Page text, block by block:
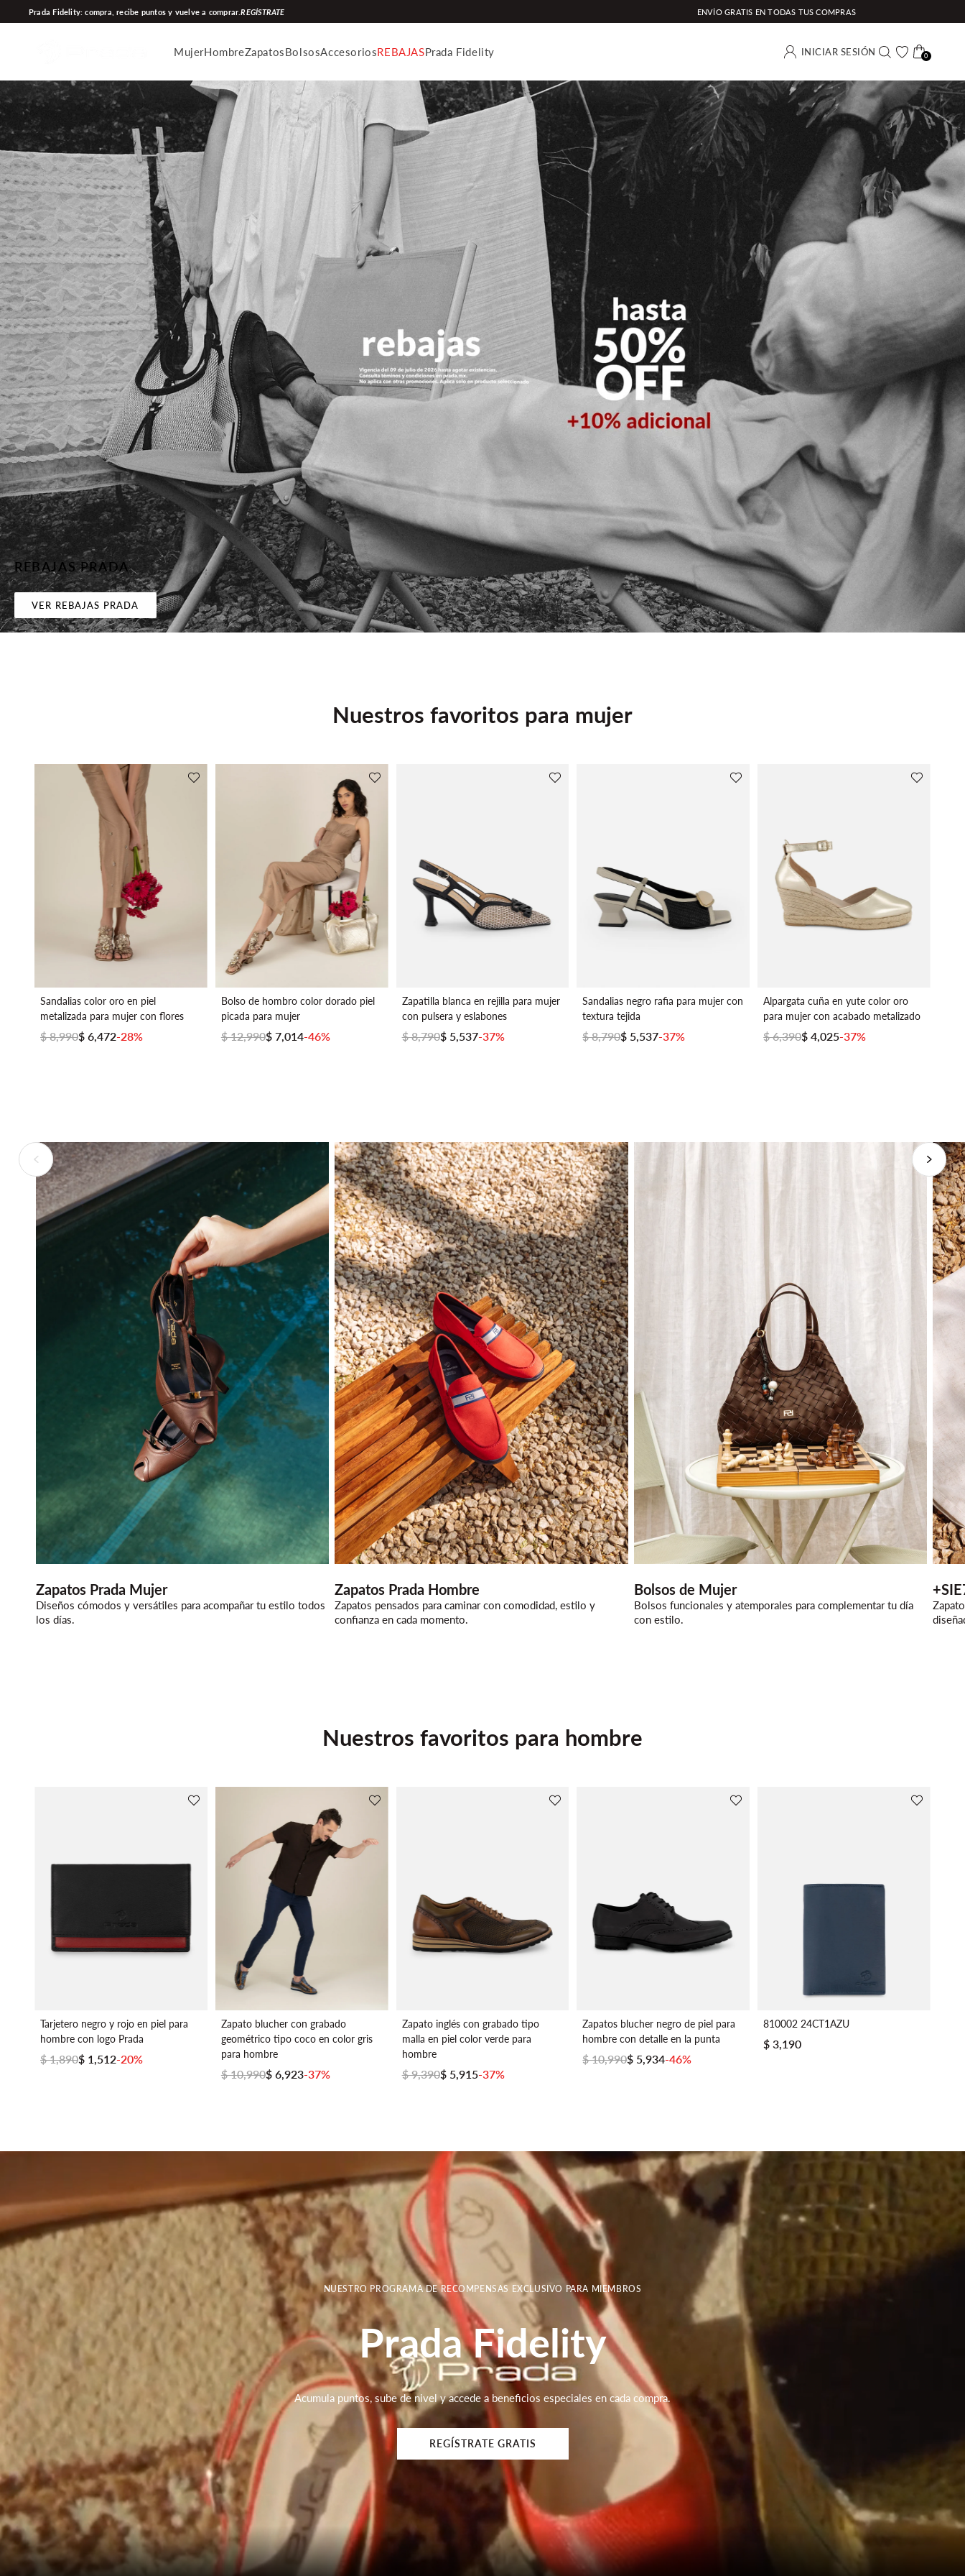
directamente
Prada Fidelity: compra, recibe puntos y vuelve a comprar.REGÍSTRATE ENVÍO GRATIS EN TODAS TUS COMPRAS
MujerHombreZapatosBolsosAccesoriosREBAJASPrada Fidelity INICIAR SESIÓN
Buscar Carrito
(0)0
REBAJAS PRADA
VER REBAJAS PRADA
Nuestros favoritos para mujer
Sandalias color oro en piel
metalizada para mujer con flores
$ 8,990$ 6,472-28%
Bolso de hombro color dorado piel
picada para mujer
$ 12,990$ 7,014-46%
Zapatilla blanca en rejilla para mujer
con pulsera y eslabones
$ 8,790$ 5,537-37%
Sandalias negro rafia para mujer con
textura tejida
$ 8,790$ 5,537-37%
Alpargata cuña en yute color oro
para mujer con acabado metalizado
$ 6,390$ 4,025-37%
Zapatos Prada Mujer
Diseños cómodos y versátiles para acompañar tu estilo todos
los días.
Zapatos Prada Hombre
Zapatos pensados para caminar con comodidad, estilo y
confianza en cada momento.
Bolsos de Mujer
Bolsos funcionales y atemporales para complementar tu día
con estilo.
Nuestros favoritos para hombre
Tarjetero negro y rojo en piel para
hombre con logo Prada
$ 1,890$ 1,512-20%
Zapato blucher con grabado
geométrico tipo coco en color gris
para hombre
$ 10,990$ 6,923-37%
Zapato inglés con grabado tipo
malla en piel color verde para
hombre
$ 9,390$ 5,915-37%
Zapatos blucher negro de piel para
hombre con detalle en la punta
$ 10,990$ 5,934-46%
810002 24CT1AZU
$ 3,190
NUESTRO PROGRAMA DE RECOMPENSAS EXCLUSIVO PARA MIEMBROS
Prada Fidelity
Acumula puntos, sube de nivel y accede a beneficios especiales en cada compra.
REGÍSTRATE GRATIS